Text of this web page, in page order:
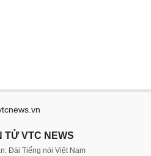
TỬ VTC NEWS
Đài Tiếng nói Việt Nam